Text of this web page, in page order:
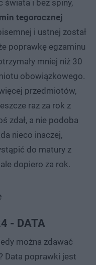
świata i bez spiny,
tegorocznej
i ustnej został
poprawkę egzaminu
mniej niż 30
obowiązkowego.
przedmiotów,
raz za rok z
zdał, a nie podoba
nieco inaczej,
do matury z
dopiero za rok.
- DATA
można zdawać
Data poprawki jest